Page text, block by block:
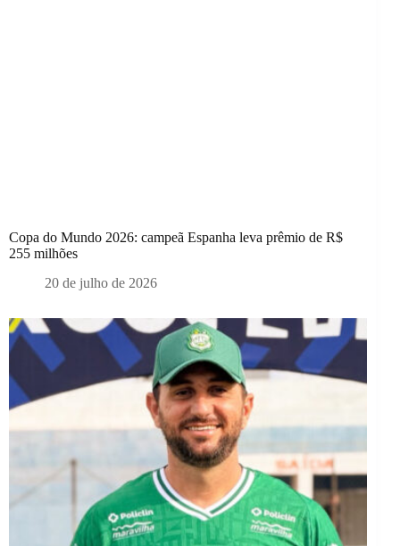
Copa do Mundo 2026: campeã Espanha leva prêmio de R$
255 milhões
20 de julho de 2026